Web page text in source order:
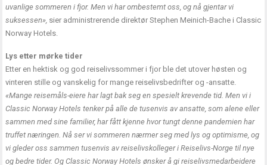
uvanlige sommeren i fjor. Men vi har ombestemt oss, og nå gjentar vi
suksessen», sier administrerende direktør Stephen Meinich-Bache i Classic
Norway Hotels.
Lys etter mørke tider
Etter en hektisk og god reiselivssommer i fjor ble det utover høsten og
vinteren stille og vanskelig for mange reiselivsbedrifter og -ansatte.
«Mange reisemåls-eiere har lagt bak seg en spesielt krevende tid. Men vi i
Classic Norway Hotels tenker på alle de tusenvis av ansatte, som alene eller
sammen med sine familier, har fått kjenne hvor tungt denne pandemien har
truffet næringen. Nå ser vi sommeren nærmer seg med lys og optimisme, og
vi gleder oss sammen tusenvis av reiselivskolleger i Reiselivs-Norge til nye
og bedre tider. Og Classic Norway Hotels ønsker å gi reiselivsmedarbeidere